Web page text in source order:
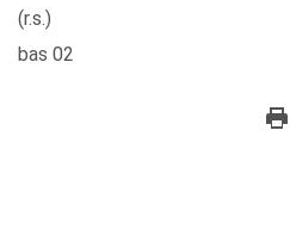
(r.s.)
bas 02